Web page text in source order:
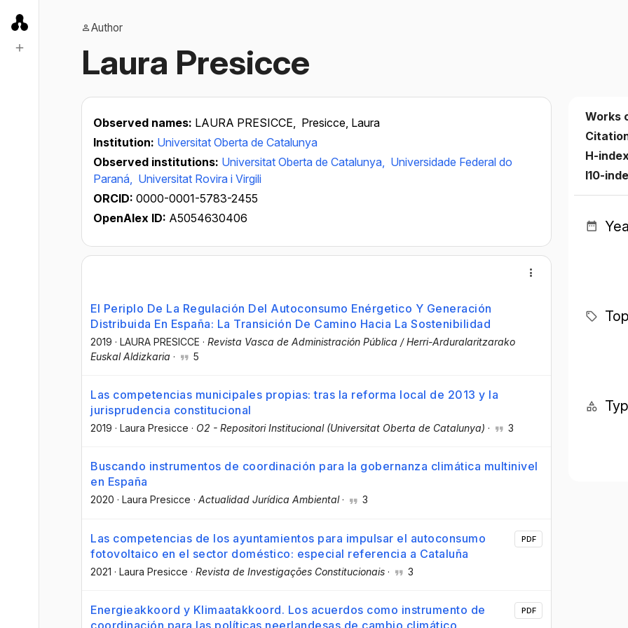
Author
Laura Presicce
Observed names: LAURA PRESICCE, Presicce, Laura
Institution: Universitat Oberta de Catalunya
Observed institutions: Universitat Oberta de Catalunya, Universidade Federal do
Paraná, Universitat Rovira i Virgili
ORCID: 0000-0001-5783-2455
OpenAlex ID: A5054630406
El Periplo De La Regulación Del Autoconsumo Enérgetico Y Generación
Distribuida En España: La Transición De Camino Hacia La Sostenibilidad
2019 · LAURA PRESICCE · Revista Vasca de Administración Pública / Herri-Arduralaritzarako
Euskal Aldizkaria · 5
Las competencias municipales propias: tras la reforma local de 2013 y la
jurisprudencia constitucional
2019 · Laura Presicce · O2 - Repositori Institucional (Universitat Oberta de Catalunya) · 3
Buscando instrumentos de coordinación para la gobernanza climática multinivel
en España
2020 · Laura Presicce · Actualidad Jurídica Ambiental· 3
Las competencias de los ayuntamientos para impulsar el autoconsumo
fotovoltaico en el sector doméstico: especial referencia a Cataluña
2021 · Laura Presicce · Revista de Investigações Constitucionais · 3
PDF
Energieakkoord y Klimaatakkoord. Los acuerdos como instrumento de
coordinación para las políticas neerlandesas de cambio climático
PDF
Works
H-
I10-